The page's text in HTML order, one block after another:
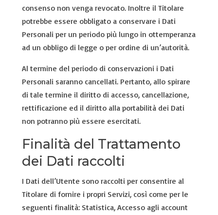
consenso non venga revocato. Inoltre il Titolare
potrebbe essere obbligato a conservare i Dati
Personali per un periodo più lungo in ottemperanza
ad un obbligo di legge o per ordine di un’autorità.
Al termine del periodo di conservazioni i Dati
Personali saranno cancellati. Pertanto, allo spirare
di tale termine il diritto di accesso, cancellazione,
rettificazione ed il diritto alla portabilità dei Dati
non potranno più essere esercitati.
Finalità del Trattamento
dei Dati raccolti
I Dati dell’Utente sono raccolti per consentire al
Titolare di fornire i propri Servizi, così come per le
seguenti finalità: Statistica, Accesso agli account